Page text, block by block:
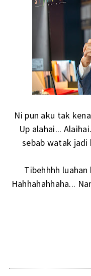
Ni pun aku tak
Up alahai...
sebab watak jadi
Tibehhhh
Hahhahahhaha...